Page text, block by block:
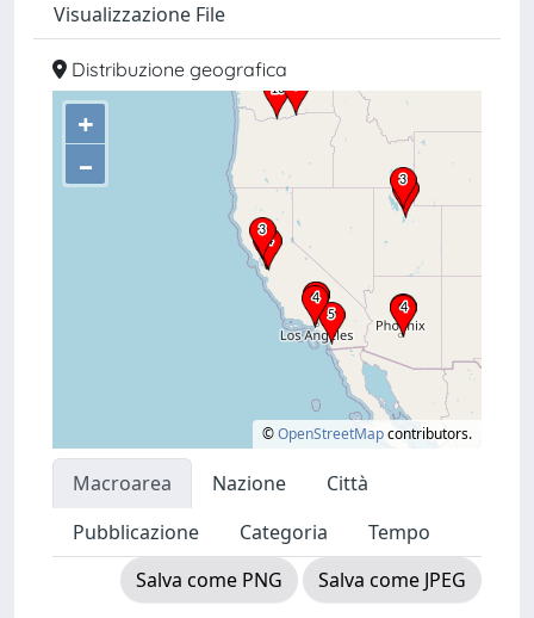
Visualizzazione File
Distribuzione geografica
+
–
©OpenStreetMapcontributors.
Macroarea Nazione
Città
Pubblicazione
Categoria
Tempo
Salva come PNG
Salva come JPEG